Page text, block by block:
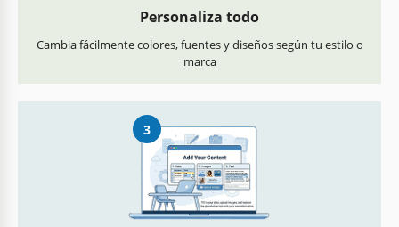
Personaliza todo
Cambia fácilmente colores, fuentes y diseños según tu estilo o
marca
3